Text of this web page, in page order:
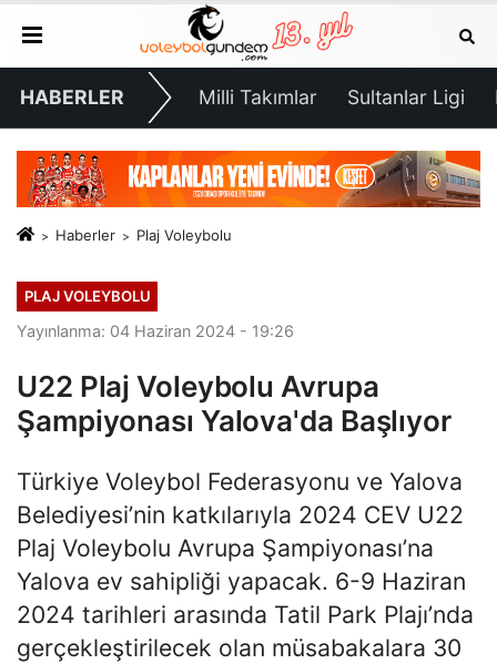
HABERLER Milli Takımlar Sultanlar Ligi
Haberler Plaj Voleybolu
PLAJ VOLEYBOLU
Yayınlanma: 04 Haziran 2024 - 19:26
U22 Plaj Voleybolu Avrupa
Şampiyonası Yalova'da Başlıyor
Türkiye Voleybol Federasyonu ve Yalova
Belediyesi’nin katkılarıyla 2024 CEV U22
Plaj Voleybolu Avrupa Şampiyonası’na
Yalova ev sahipliği yapacak. 6-9 Haziran
2024 tarihleri arasında Tatil Park Plajı’nda
gerçekleştirilecek olan müsabakalara 30